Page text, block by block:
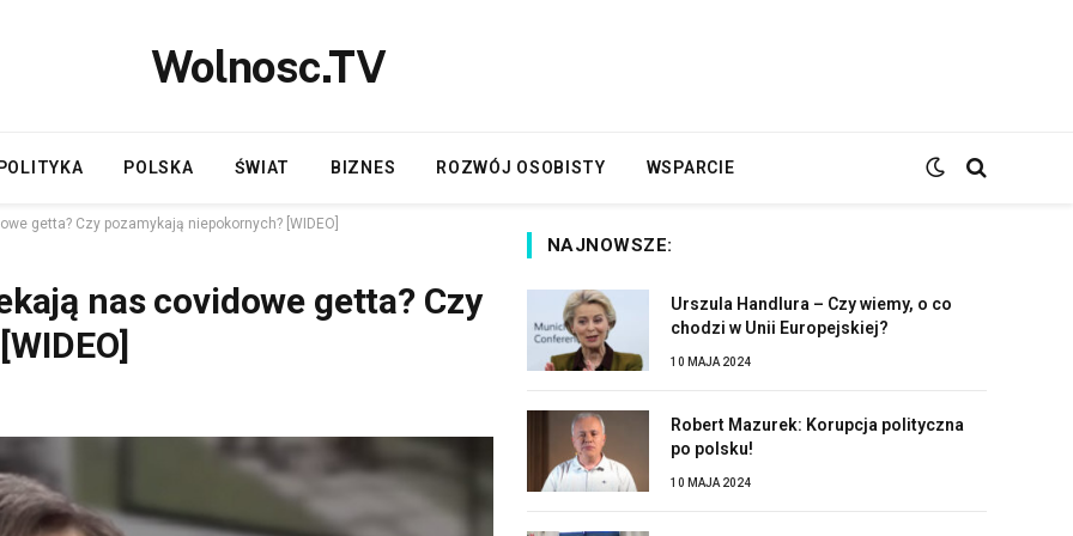
Wolnosc.TV
POLSKA ŚWIAT BIZNES ROZWÓJ OSOBISTY WSPARCIE
getta? Czy pozamykają niepokornych? [WIDEO]
nas covidowe getta? Czy
NAJNOWSZE:
Urszula Handlura – Czy wiemy, o co
chodzi w Unii Europejskiej?
10 MAJA 2024
Robert Mazurek: Korupcja polityczna
po polsku!
10 MAJA 2024